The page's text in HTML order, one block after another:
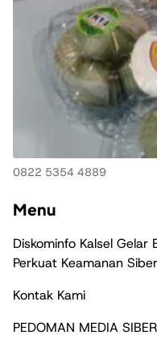
0822 5354 4889
Menu
Diskominfo Kalsel Gelar
Perkuat Keamanan
Kontak Kami
PEDOMAN MEDIA SIBER